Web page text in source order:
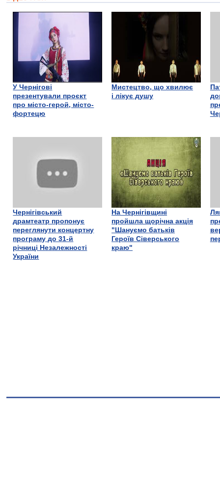
У Чернігові
презентували проєкт
про місто-герой, місто-
фортецю
Мистецтво, що хвилює
і лікує душу
Чернігівський
драмтеатр пропонує
переглянути концертну
програму до 31-й
річниці Незалежності
України
На Чернігівщині
пройшла щорічна акція
"Шануємо батьків
Героїв Сіверського
краю"